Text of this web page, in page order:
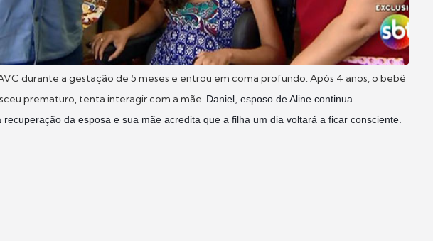
durante a gestação de 5 meses e entrou em coma profundo. Após 4 anos, o bebê
prematuro, tenta interagir com a mãe. Daniel, esposo de Aline continua
da esposa e sua mãe acredita que a filha um dia voltará a ficar consciente.